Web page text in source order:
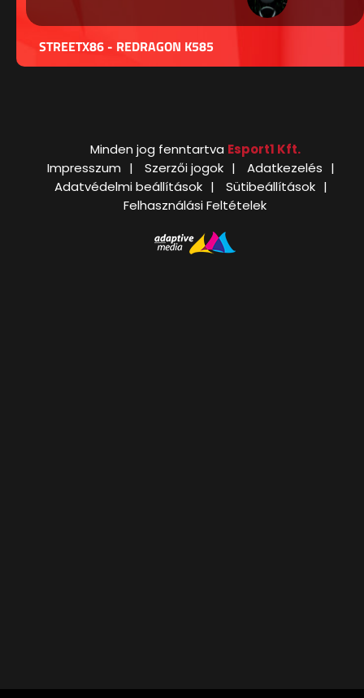
STREETX86 - REDRAGON K585
Minden jog fenntartva Esport1 Kft.
Impresszum
Szerzői jogok
Adatkezelés
Adatvédelmi beállítások
Sütibeállítások
Felhasználási Feltételek